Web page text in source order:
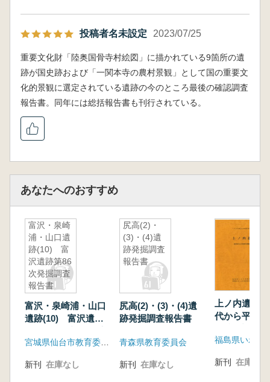
投稿者名未設定 2023/07/25
重要文化財「陸奥国骨寺村絵図」に描かれている9箇所の遺
跡が国史跡および「一関本寺の農村景観」として国の重要文
化的景観に選定されている遺跡の今のところ最後の確認調査
報告書。同年には総括報告書も刊行されている。
あなたへのおすすめ
富沢・泉崎
浦・山口遺
跡(10) 富
沢遺跡第86
次発掘調査
報告書
富沢・泉崎浦・山口
遺跡(10) 富沢遺跡
書
新刊 在庫なし
尻高(2)・
(3)・(4)遺
跡発掘調査
報告書
尻高(2)・(3)・(4)遺
跡発掘調査報告書
青森県教育委員会
新刊 在庫なし
上ノ内遺跡
代から平安
新刊 在庫なし